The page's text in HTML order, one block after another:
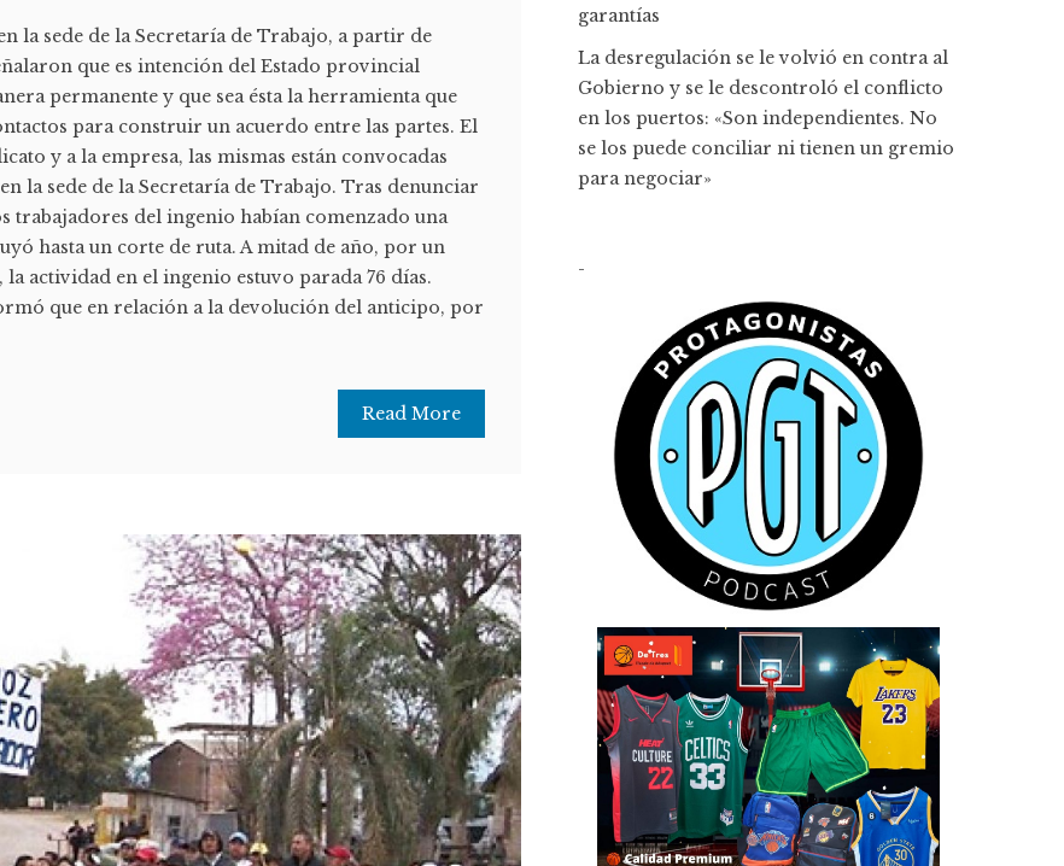
la sede de la Secretaría de Trabajo, a partir de
que es intención del Estado provincial
permanente y que sea ésta la herramienta que
para construir un acuerdo entre las partes. El
y a la empresa, las mismas están convocadas
la sede de la Secretaría de Trabajo. Tras denunciar
trabajadores del ingenio habían comenzado una
hasta un corte de ruta. A mitad de año, por un
actividad en el ingenio estuvo parada 76 días.
que en relación a la devolución del anticipo, por
Read More
garantías
La desregulación se le volvió en contra al
Gobierno y se le descontroló el conflicto
en los puertos: «Son independientes. No
se los puede conciliar ni tienen un gremio
para negociar»
-